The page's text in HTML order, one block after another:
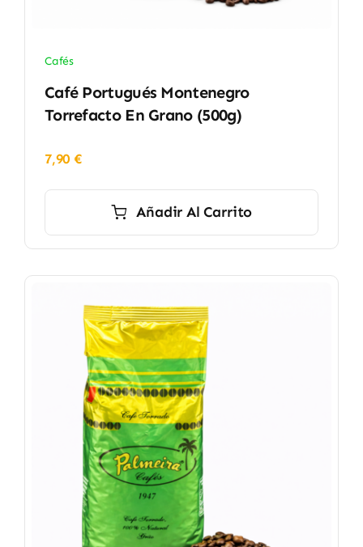
Cafés
Café Portugués Montenegro
Torrefacto En Grano (500g)
7,90€
Añadir Al Carrito